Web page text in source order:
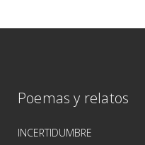
Poemas y relatos
INCERTIDUMBRE